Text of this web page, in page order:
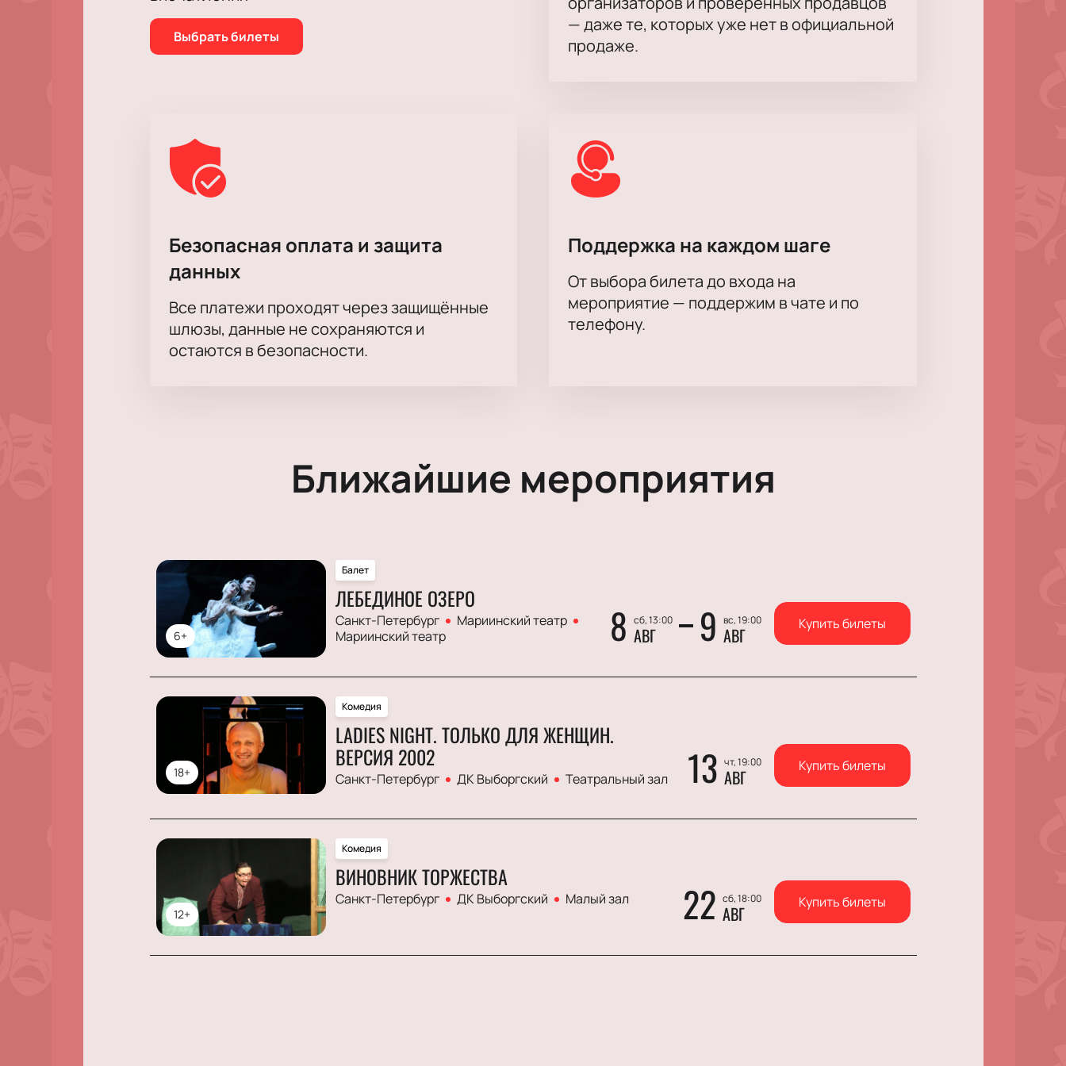
Выбрать билеты
— даже те, которых уже нет в официальной
продаже.
Безопасная оплата и защита
данных
Все платежи проходят через защищённые
шлюзы, данные не сохраняются и
остаются в безопасности.
Поддержка на каждом шаге
От выбора билета до входа на
мероприятие — поддержим в чате и по
телефону.
Ближайшие мероприятия
6+
Балет
ЛЕБЕДИНОЕ ОЗЕРО
Санкт-Петербург
Мариинский театр
Мариинский театр
8 сб, 13:00
АВГ 9 вс, 19:00
АВГ Купить билеты
18+
Комедия
LADIES NIGHT. ТОЛЬКО ДЛЯ ЖЕНЩИН.
ВЕРСИЯ 2002
Санкт-Петербург ДК Выборгский Театральный зал 13 чт, 19:00
АВГ Купить билеты
12+
Комедия
ВИНОВНИК ТОРЖЕСТВА
Санкт-Петербург ДК Выборгский Малый зал 22 сб, 18:00
АВГ Купить билеты